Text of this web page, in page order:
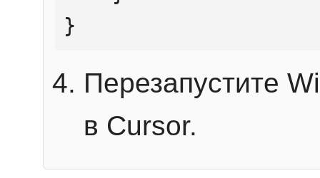
}
Перезапустите
в Cursor.